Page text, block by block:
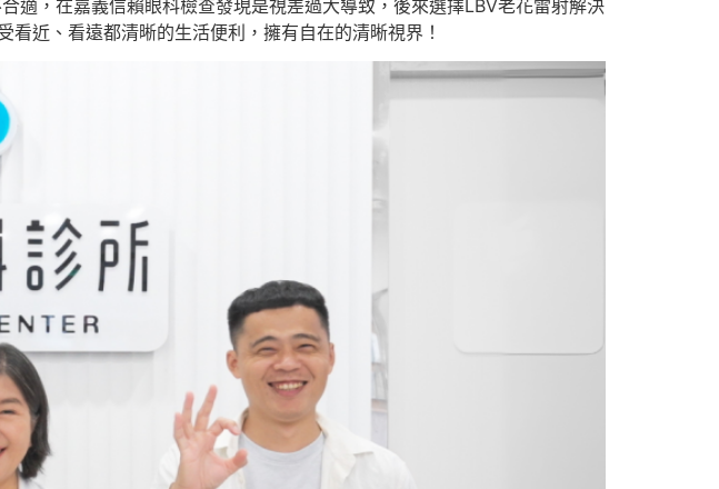
適，在嘉義信賴眼科檢查發現是視差過大導致，後來選擇LBV老花雷射解決
近、看遠都清晰的生活便利，擁有自在的清晰視界！